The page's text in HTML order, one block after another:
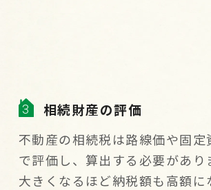
相続財産の評価
不動産の相続税は路線価や固定
で評価し、算出する必要があり
大きくなるほど納税額も高額に